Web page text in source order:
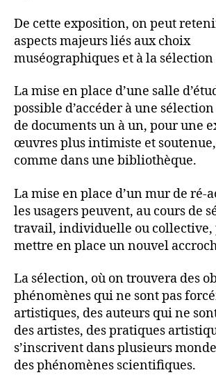
De cette exposition, on peut
aspects majeurs liés aux choix
muséographiques et à la sélection
La mise en place d’une salle
possible d’accéder à une
de documents un à un, pour une
œuvres plus intimiste et
comme dans une bibliothèque.
La mise en place d’un mur de ré-
les usagers peuvent, au cours de
travail, individuelle ou collective,
mettre en place un nouvel
La sélection, où on trouvera des
phénomènes qui ne sont pas
artistiques, des auteurs qui ne
des artistes, des pratiques
s’inscrivent dans plusieurs
des phénomènes scientifiques.